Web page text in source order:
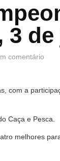
3
comentário
com a
Caça e Pesca.
melhores